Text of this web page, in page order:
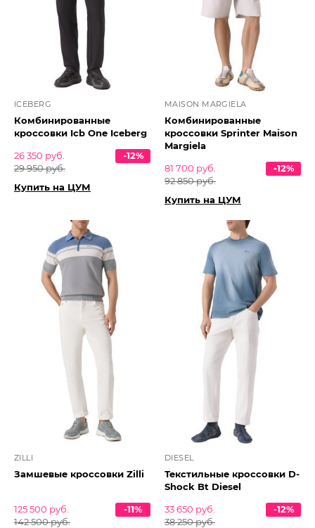
ICEBERG
Комбинированные
кроссовки Icb One Iceberg
26 350 руб.
29 950 руб.
-12%
Купить на ЦУМ
MAISON MARGIELA
Комбинированные
кроссовки Sprinter Maison
Margiela
81 700 руб.
92 850 руб.
-12%
Купить на ЦУМ
ZILLI
Замшевые кроссовки Zilli
125 500 руб.
142 500 руб.
-11%
DIESEL
Текстильные кроссовки D-
Shock Bt Diesel
33 650 руб.
38 250 руб.
-12%